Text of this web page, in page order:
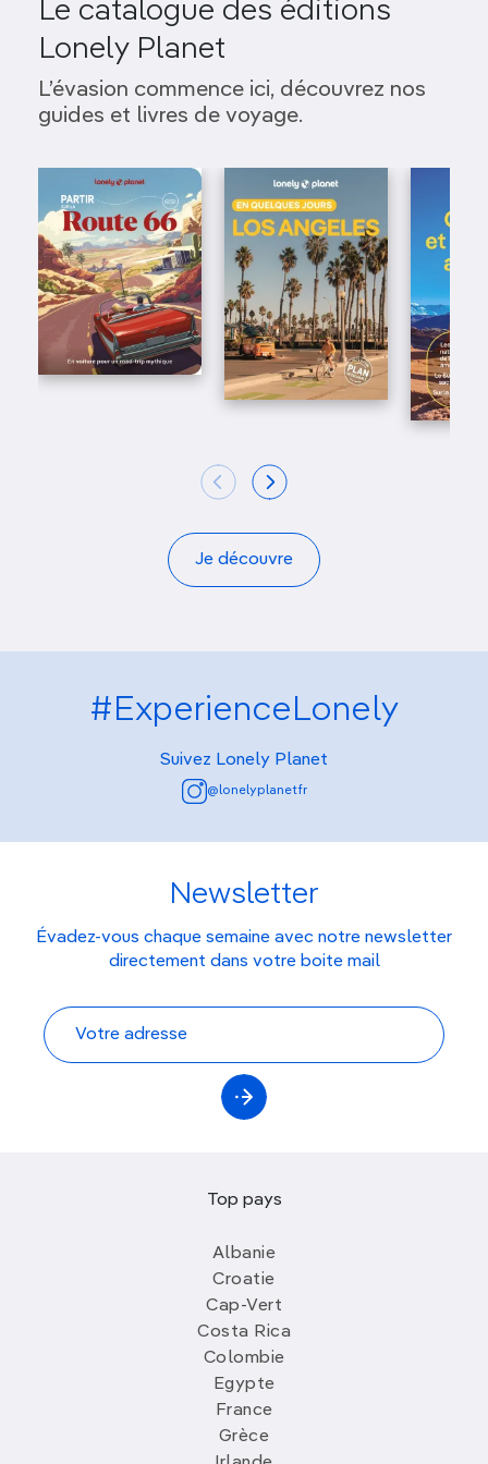
Le catalogue des éditions
Lonely Planet
L’évasion commence ici, découvrez nos
guides et livres de voyage.
Je découvre
#ExperienceLonely
Suivez Lonely Planet
@lonelyplanetfr
Newsletter
Évadez-vous chaque semaine avec notre newsletter
directement dans votre boite mail
Top pays
Albanie
Croatie
Cap-Vert
Costa Rica
Colombie
Egypte
France
Grèce